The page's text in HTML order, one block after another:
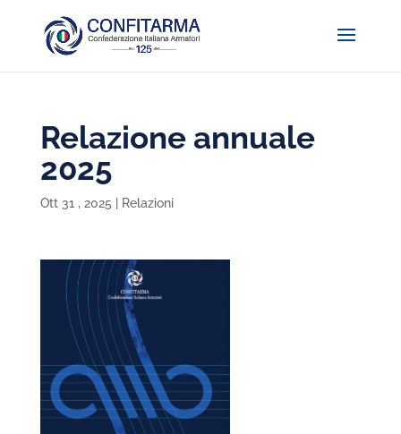
Relazione annuale
2025
Ott 31 , 2025 Relazioni